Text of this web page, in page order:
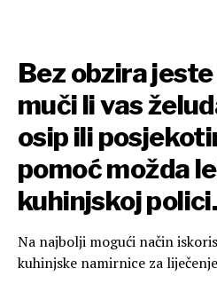
Bez obzira
muči li vas
osip ili
pomoć možda
kuhinjskoj polici.
Na najbolji mogući način
kuhinjske namirnice za